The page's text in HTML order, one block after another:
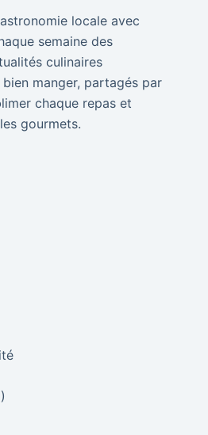
locale avec
semaine des
culinaires
manger, partagés par
chaque repas et
gourmets.